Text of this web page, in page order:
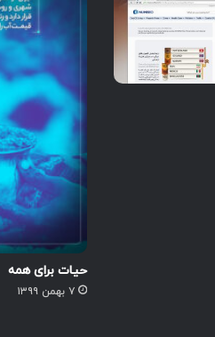
حیات برای همه
۷ بهمن ۱۳۹۹